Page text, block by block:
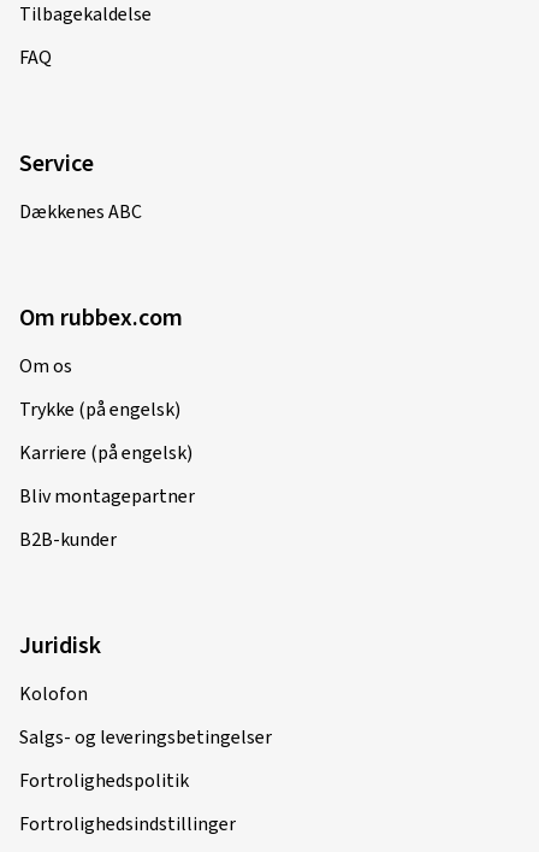
Tilbagekaldelse
FAQ
Service
Dækkenes ABC
Om rubbex.com
Om os
Trykke (på engelsk)
Karriere (på engelsk)
Bliv montagepartner
B2B-kunder
Juridisk
Kolofon
Salgs- og leveringsbetingelser
Fortrolighedspolitik
Fortrolighedsindstillinger